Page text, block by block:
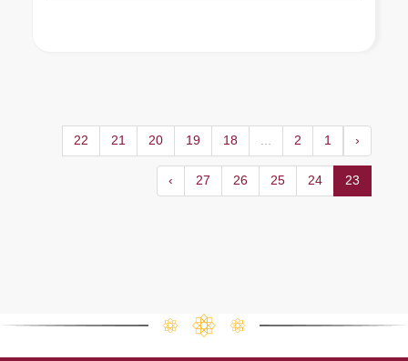
‹
1
2
...
18
19
20
21
22
23
24
25
26
27
›